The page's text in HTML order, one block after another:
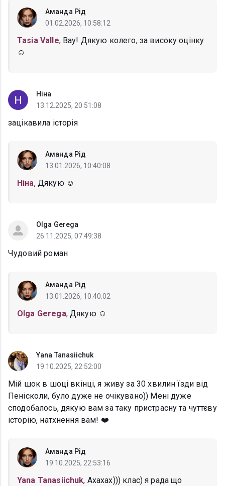
Аманда Рід
01.02.2026, 10:58:12
Tasia Valle, Вау! Дякую колего, за високу оцінку
☺️
Ніна
13.12.2025, 20:51:08
зацікавила історія
Аманда Рід
13.01.2026, 10:40:08
Ніна, Дякую ☺️
Olga Gerega
26.11.2025, 07:49:38
Чудовий роман
Аманда Рід
13.01.2026, 10:40:02
Olga Gerega, Дякую ☺️
Yana Tanasiichuk
19.10.2025, 22:52:00
Мій шок в шоці вкінці, я живу за 30 хвилин їзди від
Пенісколи, було дуже не очікувано)) Мені дуже
сподобалось, дякую вам за таку пристрасну та чуттєву
історію, натхнення вам! ❤️
Аманда Рід
19.10.2025, 22:53:16
Yana Tanasiichuk, Ахахах))) клас) я рада що